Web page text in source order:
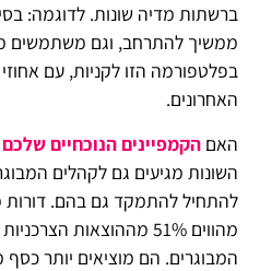
ברשתות מדיה שונות. לדוגמה:
ממשיך להתרחב, וגם משתמשים
האחרונים.
האם הקמפיינים הנוכחיים
השונות מגיעים גם לקהלים
המבוגרים. הם מוציאים יותר